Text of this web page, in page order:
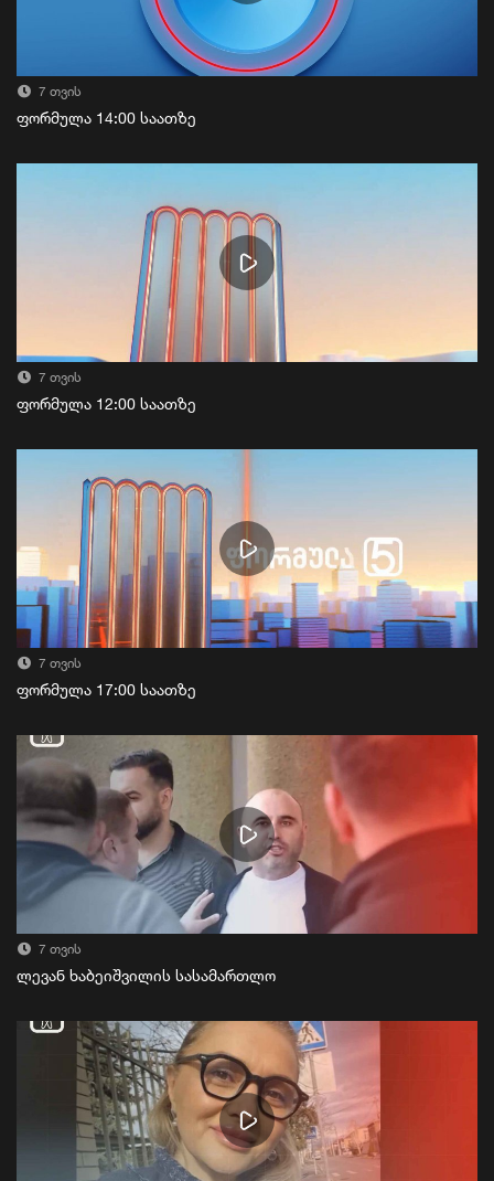
7 თვის
ფორმულა 14:00 საათზე
7 თვის
ფორმულა 12:00 საათზე
7 თვის
ფორმულა 17:00 საათზე
7 თვის
ლევან ხაბეიშვილის სასამართლო